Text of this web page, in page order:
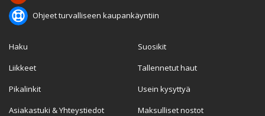
Ohjeet turvalliseen kaupankäyntiin
Haku
Liikkeet
Pikalinkit
Asiakastuki & Yhteystiedot
Suosikit
Tallennetut haut
Usein kysyttyä
Maksulliset nostot